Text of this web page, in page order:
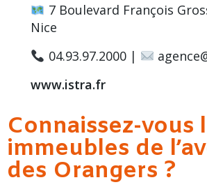
7 Boulevard François
Nice
04.93.97.2000 |
www.istra.fr
Connaissez-vous
immeubles de
des Orangers ?